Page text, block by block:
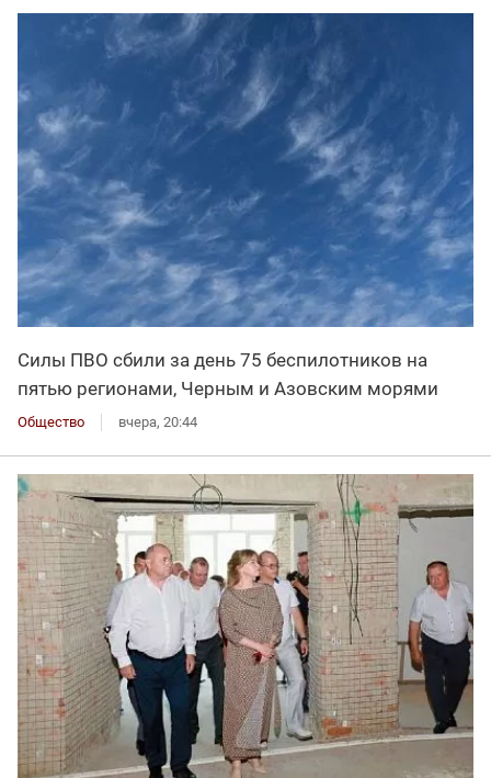
Силы ПВО сбили за день 75 беспилотников на
пятью регионами, Черным и Азовским морями
Общество вчера, 20:44